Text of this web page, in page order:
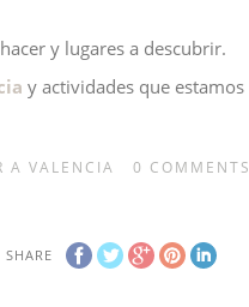
y lugares a descubrir.
y actividades que estamos
A VALENCIA 0 COMMENTS
SHARE